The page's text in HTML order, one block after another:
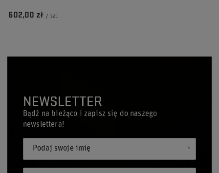
602,00 zł / szt.
NEWSLETTER
Bądź na bieżąco i zapisz się do naszego
newslettera!
Podaj swoje imię